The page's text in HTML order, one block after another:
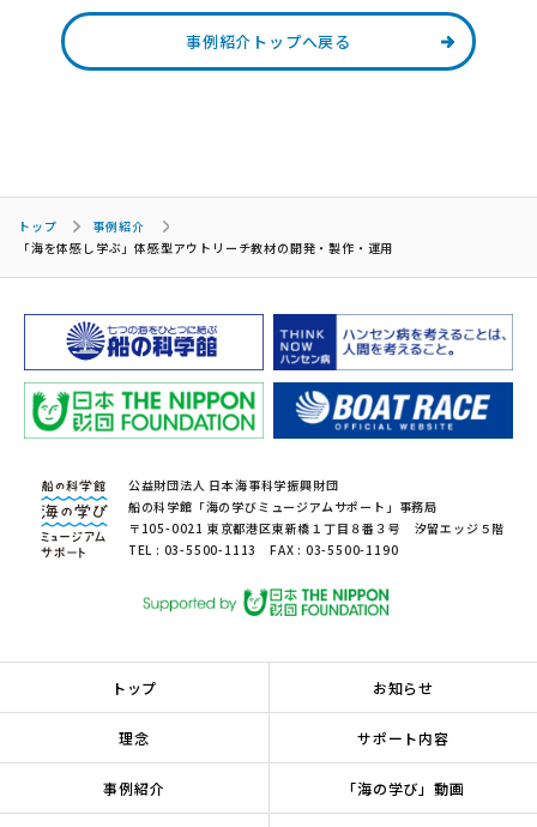
事例紹介トップへ戻る
トップ
事例紹介
「海を体感し学ぶ」体感型アウトリーチ教材の開発・製作・運用
公益財団法人 日本海事科学振興財団
船の科学館「海の学びミュージアムサポート」事務局
〒105-0021 東京都港区東新橋１丁目８番３号 汐留エッジ５階
TEL : 03-5500-1113 FAX : 03-5500-1190
トップ お知らせ
理念 サポート内容
事例紹介 「海の学び」動画